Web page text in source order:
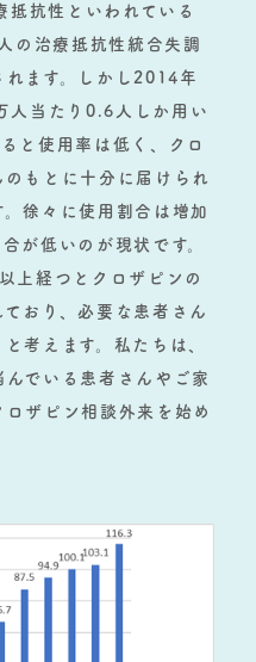
抗性といわれている
の治療抵抗性統合失調
ます。しかし2014年
人当たり0.6人しか用い
と使用率は低く、クロ
もとに十分に届けられ
徐々に使用割合は増加
が低いのが現状です。
上経つとクロザピンの
おり、必要な患者さん
考えます。私たちは、
でいる患者さんやご家
ザピン相談外来を始め